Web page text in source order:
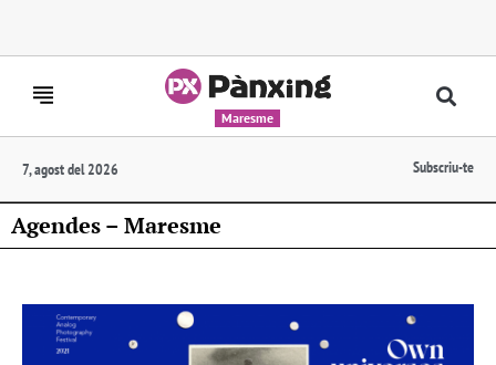
Maresme
7, agost del 2026 Subscriu-te
Agendes – Maresme